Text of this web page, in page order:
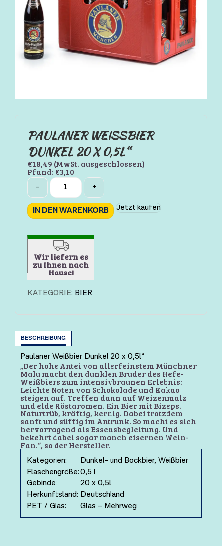
PAULANER WEISSBIER D
UNKEL 20 X 0,5L“
€18,49 (MwSt. ausgeschlossen)
Pfand:€3,10
Quantity
- +
IN DEN WARENKORB Jetzt kaufen
Wir liefern es
zu Ihnen nach
Hause!
KATEGORIE: BIER
BESCHREIBUNG
Paulaner Weißbier Dunkel 20 x 0,5l“
„Der hohe Antei von allerfeinstem Münchner
Malu macht den dunklen Bruder des Hefe-
Weißbiers zum intensivbraunen Erlebnis:
Leichte Noten von Schokolade und Kakao
steigen auf. Treffen dann auf Weizenmalz
und elde Röstaromen. Ein Bier mit Bizeps.
Naturtrüb, kräftig, kernig. Dabei trotzdem
sanft und süffig im Antrunk. So macht es sich
hervorragend als Essensbegleitung. Und
bekehrt dabei sogar manch eisernen Wein-
Fan.“, so der Hersteller.
Kategorien:
Dunkel- und Bockbier, Weißbier
Flaschengröße:0,5 l
Gebinde:
20 x 0,5l
Herkunftsland: Deutschland
PET / Glas:
Glas – Mehrweg